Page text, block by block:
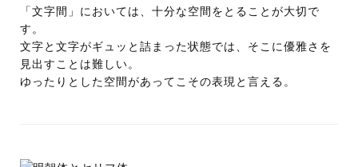
「文字間」においては、十分な空間をとることが大切で
す。
文字と文字がギュッと詰まった状態では、そこに優雅さを
見出すことは難しい。
ゆったりとした空間があってこその表現と言える。